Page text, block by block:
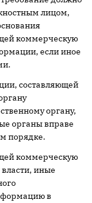
лицом,
коммерческую
если иное
составляющей
органу,
органы вправе
порядке.
коммерческую
иные
в